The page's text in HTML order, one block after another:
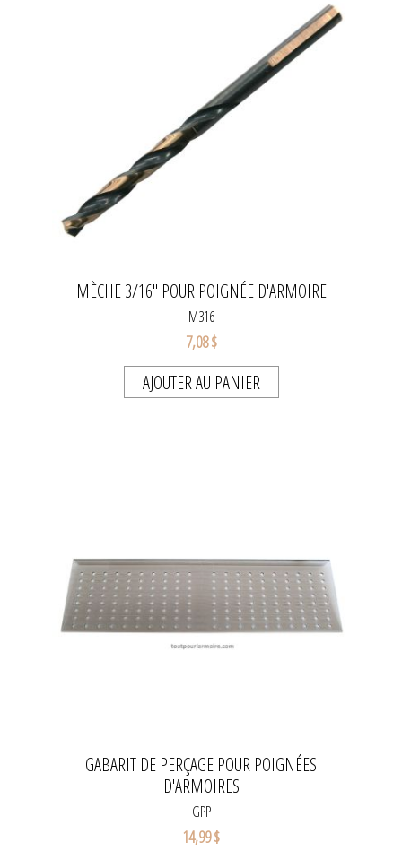
MÈCHE 3/16" POUR POIGNÉE D'ARMOIRE
M316
7,08 $
AJOUTER AU PANIER
GABARIT DE PERÇAGE POUR POIGNÉES
D'ARMOIRES
GPP
14,99 $